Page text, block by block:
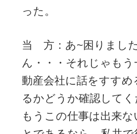
った。
当 方：あ~困りまし
ん・・・それじゃもう
動産会社に話をすすめ
るかどうか確認してく
もうこの仕事は出来な